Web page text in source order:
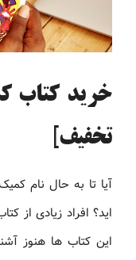
تخفیف]
آیا تا به حال نام
اید؟ افراد زیادی از
این کتاب ها هنوز